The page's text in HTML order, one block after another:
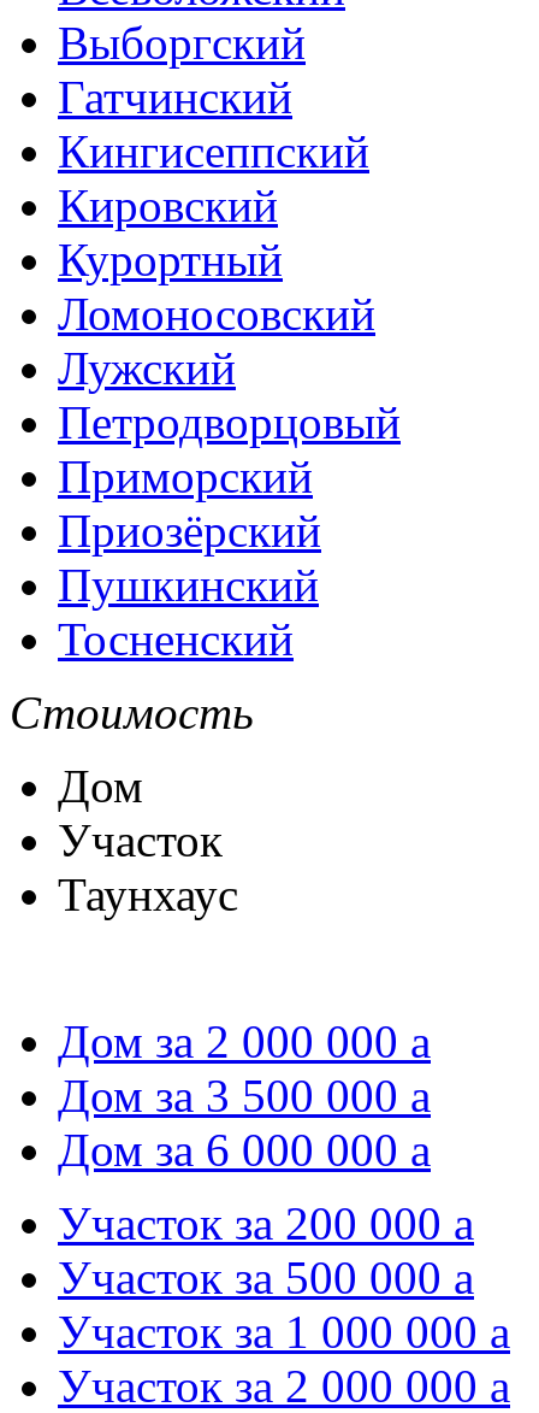
Выборгский
Гатчинский
Кингисеппский
Кировский
Курортный
Ломоносовский
Лужский
Петродворцовый
Приморский
Приозёрский
Пушкинский
Тосненский
Стоимость
Дом
Участок
Таунхаус
Дом за 2 000 000 a
Дом за 3 500 000 a
Дом за 6 000 000 a
Участок за 200 000 a
Участок за 500 000 a
Участок за 1 000 000 a
Участок за 2 000 000 a